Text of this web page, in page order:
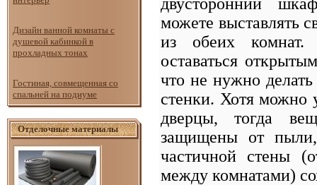
Дизайн ванной комнаты с
душевой кабинкой в
прохладных тонах
Гостиная, совмещенная со
спальней на подиуме
Отделочные материалы
можете выставлять
из обеих
оставаться
что не нужно
стенки. Хотя можно
дверцы, тогда
защищены от
частичной стены
между комнатами)